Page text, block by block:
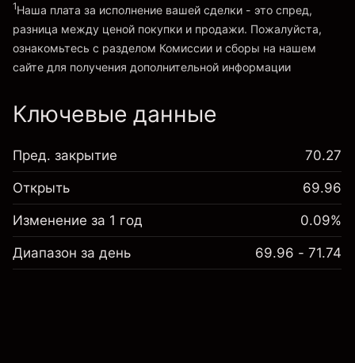
Перейти на платформу
«Комиссии и сборы»
1Наша плата за исполнение вашей сделки - это спред,
разница между ценой покупки и продажи. Пожалуйста,
ознакомьтесь с разделом Комиссии и сборы на нашем
сайте для получения дополнительной информации
Ключевые данные
Пред. закрытие 70.27
Открыть 69.96
Изменение за 1 год 0.09%
Диапазон за день 69.96 - 71.74